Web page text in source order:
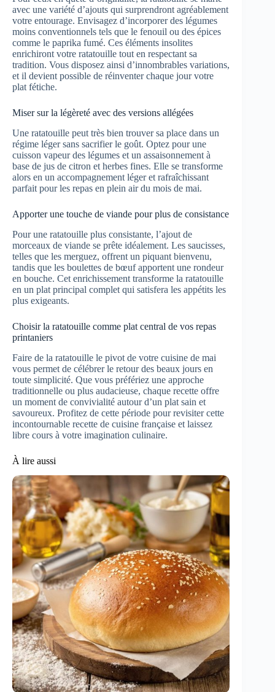
avec une variété d’ajouts qui surprendront agréablement
votre entourage. Envisagez d’incorporer des légumes
moins conventionnels tels que le fenouil ou des épices
comme le paprika fumé. Ces éléments insolites
enrichiront votre ratatouille tout en respectant sa
tradition. Vous disposez ainsi d’innombrables variations,
et il devient possible de réinventer chaque jour votre
plat fétiche.
Miser sur la légèreté avec des versions allégées
Une ratatouille peut très bien trouver sa place dans un
régime léger sans sacrifier le goût. Optez pour une
cuisson vapeur des légumes et un assaisonnement à
base de jus de citron et herbes fines. Elle se transforme
alors en un accompagnement léger et rafraîchissant
parfait pour les repas en plein air du mois de mai.
Apporter une touche de viande pour plus de consistance
Pour une ratatouille plus consistante, l’ajout de
morceaux de viande se prête idéalement. Les saucisses,
telles que les merguez, offrent un piquant bienvenu,
tandis que les boulettes de bœuf apportent une rondeur
en bouche. Cet enrichissement transforme la ratatouille
en un plat principal complet qui satisfera les appétits les
plus exigeants.
Choisir la ratatouille comme plat central de vos repas
printaniers
Faire de la ratatouille le pivot de votre cuisine de mai
vous permet de célébrer le retour des beaux jours en
toute simplicité. Que vous préfériez une approche
traditionnelle ou plus audacieuse, chaque recette offre
un moment de convivialité autour d’un plat sain et
savoureux. Profitez de cette période pour revisiter cette
incontournable recette de cuisine française et laissez
libre cours à votre imagination culinaire.
À lire aussi